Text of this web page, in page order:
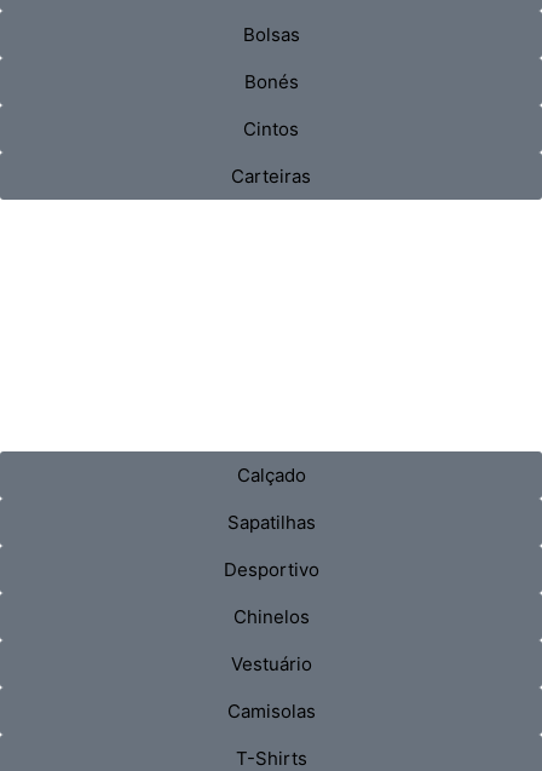
Bolsas
Bonés
Cintos
Carteiras
Calçado
Sapatilhas
Desportivo
Chinelos
Vestuário
Camisolas
T-Shirts